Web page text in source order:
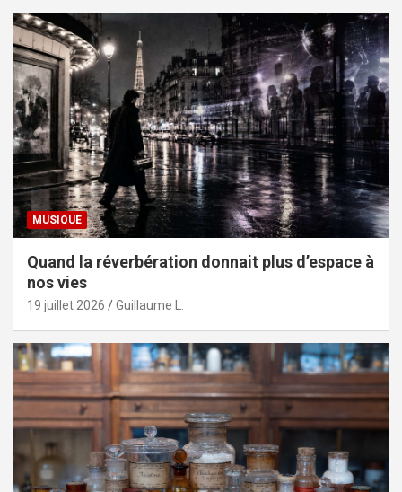
MUSIQUE
Quand la réverbération donnait plus d’espace à
nos vies
19 juillet 2026 Guillaume L.